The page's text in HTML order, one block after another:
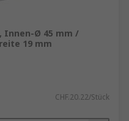
Innen-Ø 45 mm /
19 mm
CHF.20.22/Stück